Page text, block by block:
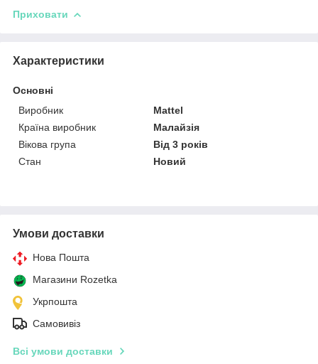
Приховати
Характеристики
Основні
Виробник
Mattel
Країна виробник
Малайзія
Вікова група
Від 3 років
Стан
Новий
Умови доставки
Нова Пошта
Магазини Rozetka
Укрпошта
Самовивіз
Всі умови доставки